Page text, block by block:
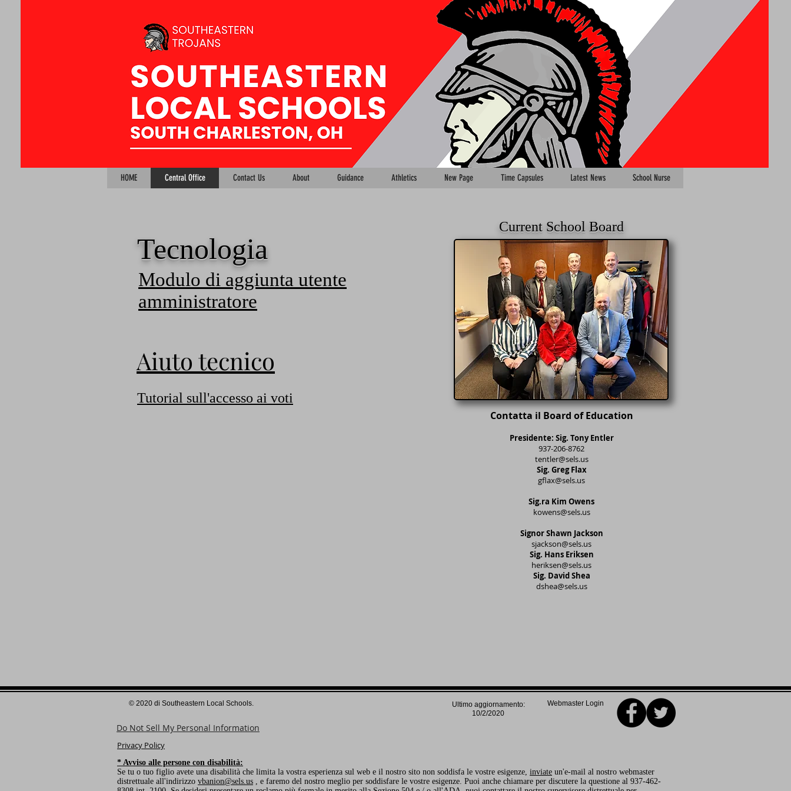
HOME Central Office Contact Us About Guidance Athletics New Page Time Capsules Latest News School Nurse
Tecnologia
Modulo di aggiunta utente
amministratore
Aiuto tecnico
Tutorial sull'accesso ai voti
Current School Board
Contatta il Board of Education
Presidente: Sig. Tony Entler
937-206-8762
tentler@sels.us
Sig. Greg Flax
gflax@sels.us
Sig.ra Kim Owens
kowens@sels.us
Signor Shawn Jackson
sjackson@sels.us
Sig. Hans Eriksen
heriksen@sels.us
Sig. David Shea
dshea@sels.us
© 2020 di Southeastern Local Schools.
Do Not Sell My Personal Information
Ultimo aggiornamento:
10/2/2020
Webmaster Login
Privacy Policy
* Avviso alle persone con disabilità:
Se tu o tuo figlio avete una disabilità che limita la vostra esperienza sul web e il nostro sito non soddisfa le vostre esigenze, inviate un'e-mail al nostro webmaster
distrettuale all'indirizzo vbanion@sels.us , e faremo del nostro meglio per soddisfare le vostre esigenze. Puoi anche chiamare per discutere la questione al 937-462-